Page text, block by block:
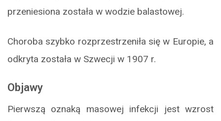
przeniesiona została w wodzie balastowej.
Choroba szybko rozprzestrzeniła się w Europie, a
odkryta została w Szwecji w 1907 r.
Objawy
Pierwszą oznaką masowej infekcji jest wzrost